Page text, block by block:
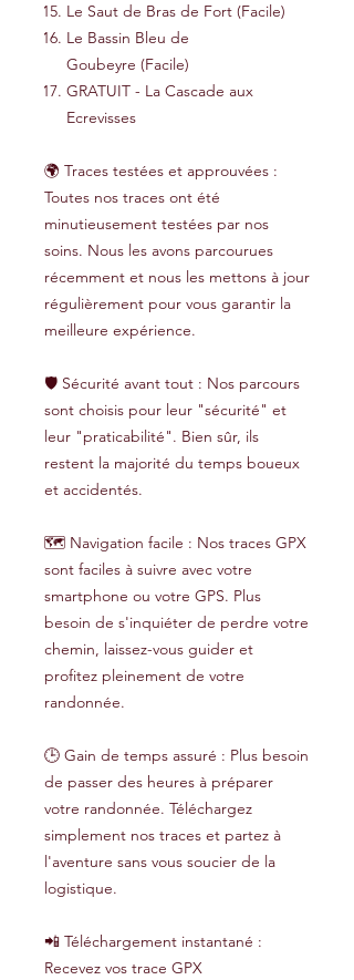
Le Saut de Bras de Fort (Facile)
Le Bassin Bleu de
Goubeyre (Facile)
GRATUIT - La Cascade aux
Ecrevisses
🌍 Traces testées et approuvées :
Toutes nos traces ont été
minutieusement testées par nos
soins. Nous les avons parcourues
récemment et nous les mettons à jour
régulièrement pour vous garantir la
meilleure expérience.
🛡️ Sécurité avant tout : Nos parcours
sont choisis pour leur "sécurité" et
leur "praticabilité". Bien sûr, ils
restent la majorité du temps boueux
et accidentés.
🗺️ Navigation facile : Nos traces GPX
sont faciles à suivre avec votre
smartphone ou votre GPS. Plus
besoin de s'inquiéter de perdre votre
chemin, laissez-vous guider et
profitez pleinement de votre
randonnée.
🕒 Gain de temps assuré : Plus besoin
de passer des heures à préparer
votre randonnée. Téléchargez
simplement nos traces et partez à
l'aventure sans vous soucier de la
logistique.
📲 Téléchargement instantané :
Recevez vos trace GPX